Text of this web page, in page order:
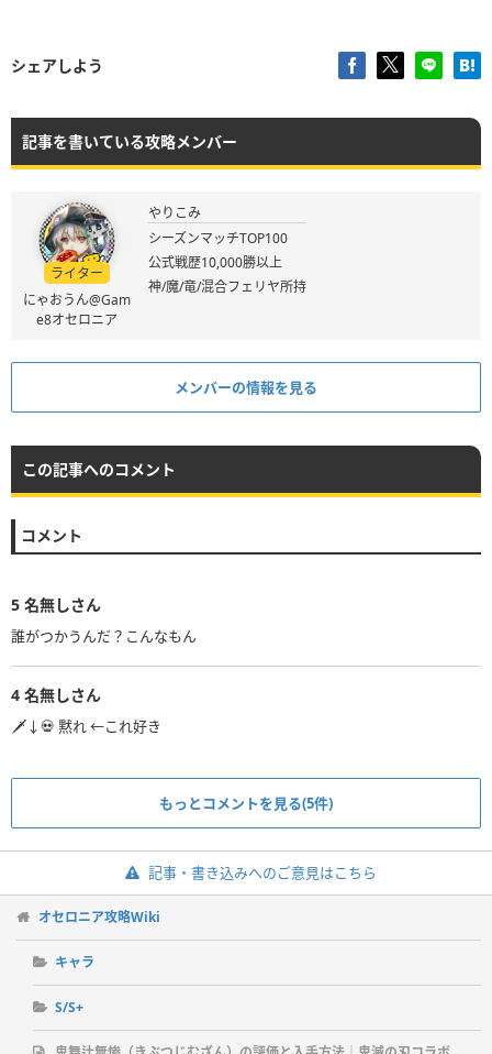
シェアしよう
記事を書いている攻略メンバー
ライター
にゃおうん@Gam
e8オセロニア
やりこみ
シーズンマッチTOP100
公式戦歴10,000勝以上
神/魔/竜/混合フェリヤ所持
メンバーの情報を見る
この記事へのコメント
コメント
5 名無しさん
誰がつかうんだ？こんなもん
4 名無しさん
🗡↓💀 黙れ ←これ好き
もっとコメントを見る(5件)
記事・書き込みへのご意見はこちら
オセロニア攻略Wiki
キャラ
S/S+